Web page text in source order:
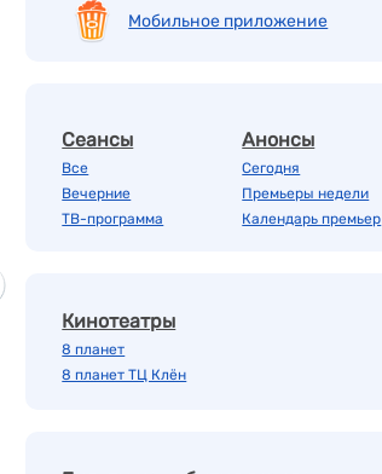
Мобильное приложение
Сеансы
Все
Вечерние
ТВ-программа
Анонсы
Сегодня
Премьеры недели
Календарь премьер
Кинотеатры
8 планет
8 планет ТЦ Клён